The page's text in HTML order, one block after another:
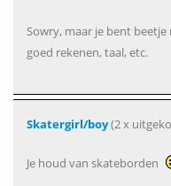
Sowry, maar je bent beetje
goed rekenen, taal, etc.
Skatergirl/boy(2 x
Je houd van skateborden